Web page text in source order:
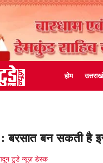
होम
बन सकती है
टुडे न्यूज़ डेस्क